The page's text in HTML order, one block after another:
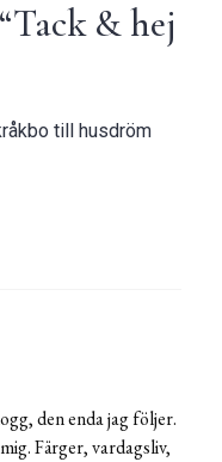
Tack & hej
till husdröm
den enda jag följer.
Färger, vardagsliv,